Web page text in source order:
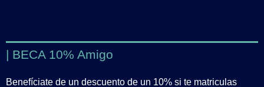
| BECA 10% Amigo
Benefíciate de un descuento de un 10% si te matriculas